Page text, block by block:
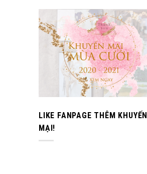
LIKE FANPAGE THÊM KHUYẾN
MẠI!